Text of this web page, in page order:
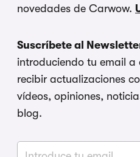
novedades de Carwow.
Suscríbete al
introduciendo tu email
recibir actualizaciones
vídeos, opiniones,
blog.